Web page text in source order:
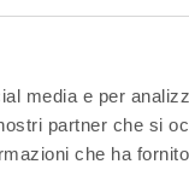
media e per
partner che si
che ha